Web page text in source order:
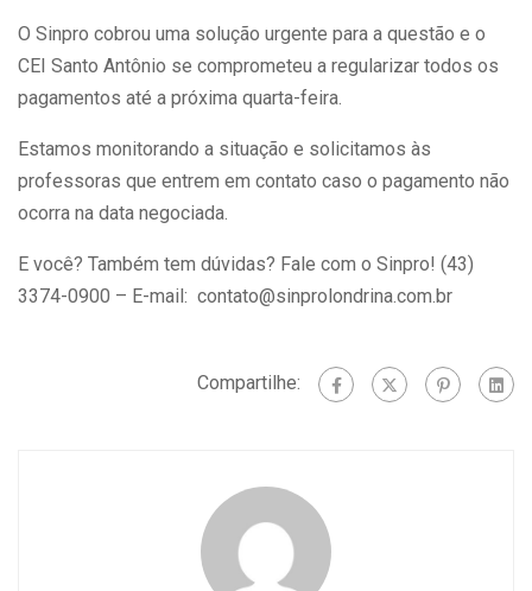
O Sinpro cobrou uma solução urgente para a questão e o
CEI Santo Antônio se comprometeu a regularizar todos os
pagamentos até a próxima quarta-feira.
Estamos monitorando a situação e solicitamos às
professoras que entrem em contato caso o pagamento não
ocorra na data negociada.
E você? Também tem dúvidas? Fale com o Sinpro! (43)
3374-0900 – E-mail: contato@sinprolondrina.com.br
Compartilhe: